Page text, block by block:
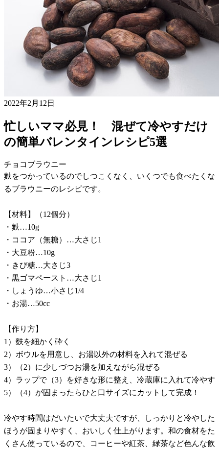
2022年2月12日
忙しいママ必見！ 混ぜて冷やすだけ
の簡単バレンタインレシピ5選
チョコブラウニー
麩をつかっているのでしつこくなく、いくつでも食べたくな
るブラウニーのレシピです。
【材料】（12個分）
・麩…10g
・ココア（無糖）…大さじ1
・大豆粉…10g
・きび糖…大さじ3
・黒ゴマペースト…大さじ1
・しょうゆ…小さじ1/4
・お湯…50cc
【作り方】
1）麩を細かく砕く
2）ボウルを用意し、お湯以外の材料を入れて混ぜる
3）（2）に少しづつお湯を加えながら混ぜる
4）ラップで（3）を好きな形に整え、冷蔵庫に入れて冷やす
5）（4）が固まったらひと口サイズにカットして完成！
冷やす時間はだいたいで大丈夫ですが、しっかりと冷やした
ほうが固まりやすく、おいしく仕上がります。和の食材をた
くさん使っているので、コーヒーや紅茶、緑茶など色んな飲